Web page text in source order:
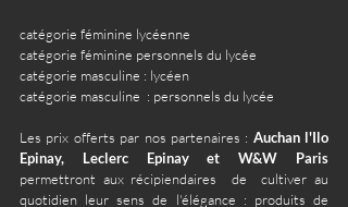
catégorie féminine lycéenne
catégorie féminine personnels du lycée
catégorie masculine : lycéen
catégorie masculine  : personnels du lycée
Les prix offerts par nos partenaires : Auchan l'Ilo
Epinay, Leclerc Epinay et W&W Paris
permettront aux récipiendaires  de  cultiver au
quotidien leur sens de l'élégance : produits de